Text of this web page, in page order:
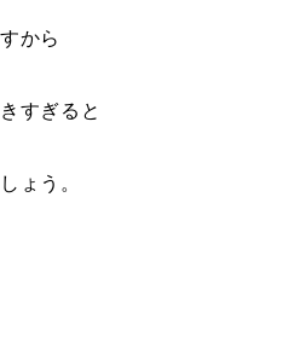
から
すぎると
ょう。